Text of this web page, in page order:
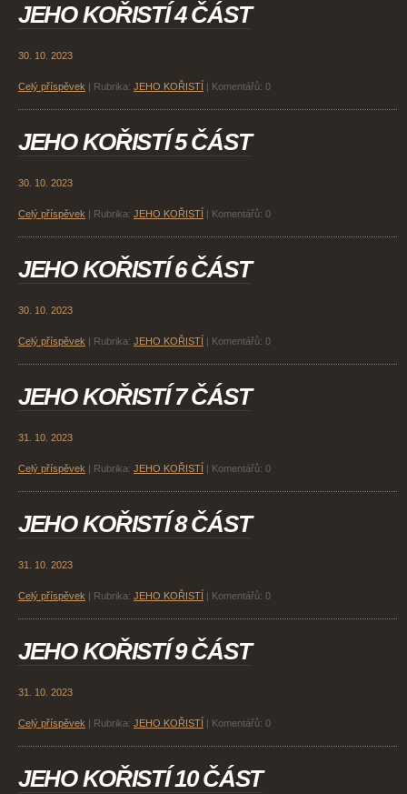
JEHO KOŘISTÍ 4 ČÁST
30. 10. 2023
Celý příspěvek Rubrika: JEHO KOŘISTÍ Komentářů: 0
JEHO KOŘISTÍ 5 ČÁST
30. 10. 2023
Celý příspěvek Rubrika: JEHO KOŘISTÍ Komentářů: 0
JEHO KOŘISTÍ 6 ČÁST
30. 10. 2023
Celý příspěvek Rubrika: JEHO KOŘISTÍ Komentářů: 0
JEHO KOŘISTÍ 7 ČÁST
31. 10. 2023
Celý příspěvek Rubrika: JEHO KOŘISTÍ Komentářů: 0
JEHO KOŘISTÍ 8 ČÁST
31. 10. 2023
Celý příspěvek Rubrika: JEHO KOŘISTÍ Komentářů: 0
JEHO KOŘISTÍ 9 ČÁST
31. 10. 2023
Celý příspěvek Rubrika: JEHO KOŘISTÍ Komentářů: 0
JEHO KOŘISTÍ 10 ČÁST